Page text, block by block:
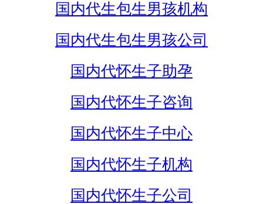
国内代生包生男孩机构
国内代生包生男孩公司
国内代怀生子助孕
国内代怀生子咨询
国内代怀生子中心
国内代怀生子机构
国内代怀生子公司